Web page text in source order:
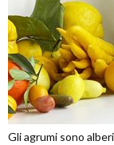
Gli agrumi sono